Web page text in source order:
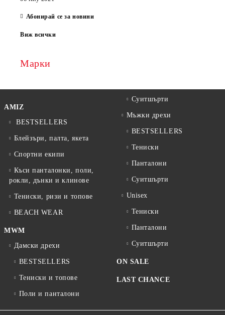
Абонирай се за новини
Виж всички
Марки
AMIZ
BESTSELLERS
Блейзъри, палта, якета
Спортни екипи
Къси панталонки, поли,
рокли, дънки и клинове
Тениски, ризи и топове
BEACH WEAR
MWM
Дамски дрехи
BESTSELLERS
Тениски и топове
Поли и панталони
Суитшърти
Мъжки дрехи
BESTSELLERS
Тениски
Панталони
Суитшърти
Unisex
Тениски
Панталони
Суитшърти
ON SALE
LAST CHANCE